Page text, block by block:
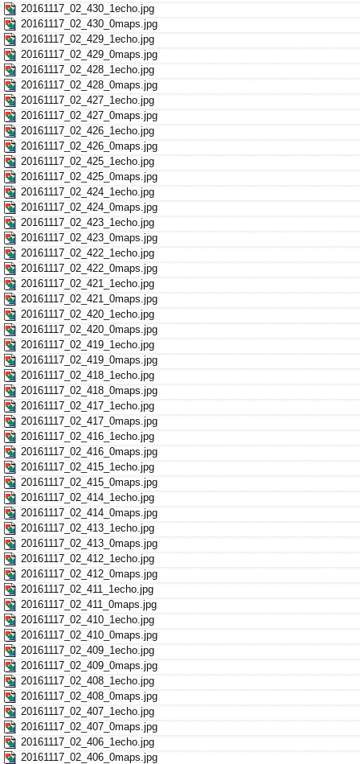
20161117_02_430_1echo.jpg
20161117_02_430_0maps.jpg
20161117_02_429_1echo.jpg
20161117_02_429_0maps.jpg
20161117_02_428_1echo.jpg
20161117_02_428_0maps.jpg
20161117_02_427_1echo.jpg
20161117_02_427_0maps.jpg
20161117_02_426_1echo.jpg
20161117_02_426_0maps.jpg
20161117_02_425_1echo.jpg
20161117_02_425_0maps.jpg
20161117_02_424_1echo.jpg
20161117_02_424_0maps.jpg
20161117_02_423_1echo.jpg
20161117_02_423_0maps.jpg
20161117_02_422_1echo.jpg
20161117_02_422_0maps.jpg
20161117_02_421_1echo.jpg
20161117_02_421_0maps.jpg
20161117_02_420_1echo.jpg
20161117_02_420_0maps.jpg
20161117_02_419_1echo.jpg
20161117_02_419_0maps.jpg
20161117_02_418_1echo.jpg
20161117_02_418_0maps.jpg
20161117_02_417_1echo.jpg
20161117_02_417_0maps.jpg
20161117_02_416_1echo.jpg
20161117_02_416_0maps.jpg
20161117_02_415_1echo.jpg
20161117_02_415_0maps.jpg
20161117_02_414_1echo.jpg
20161117_02_414_0maps.jpg
20161117_02_413_1echo.jpg
20161117_02_413_0maps.jpg
20161117_02_412_1echo.jpg
20161117_02_412_0maps.jpg
20161117_02_411_1echo.jpg
20161117_02_411_0maps.jpg
20161117_02_410_1echo.jpg
20161117_02_410_0maps.jpg
20161117_02_409_1echo.jpg
20161117_02_409_0maps.jpg
20161117_02_408_1echo.jpg
20161117_02_408_0maps.jpg
20161117_02_407_1echo.jpg
20161117_02_407_0maps.jpg
20161117_02_406_1echo.jpg
20161117_02_406_0maps.jpg